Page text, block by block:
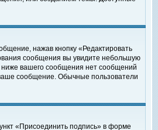
нажав кнопку «Редактировать
сообщения вы увидите небольшую
ниже вашего сообщения нет сообщений
сообщение. Обычные пользователи
«Присоединить подпись» в форме